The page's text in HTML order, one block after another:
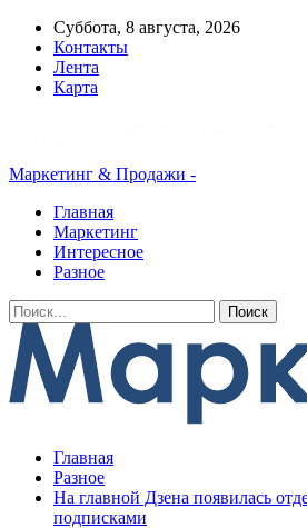
Суббота, 8 августа, 2026
Контакты
Лента
Карта
Маркетинг & Продажи -
Главная
Маркетинг
Интересное
Разное
Главная
Разное
На главной Дзена появилась
подписками